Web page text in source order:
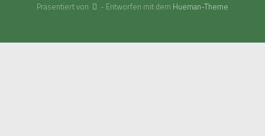
Präsentiert von - Entworfen mit dem Hueman-Theme